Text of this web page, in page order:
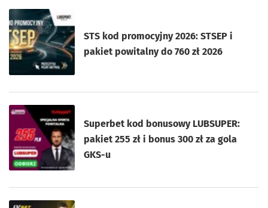
STS kod promocyjny 2026: STSEP i
pakiet powitalny do 760 zł 2026
Superbet kod bonusowy LUBSUPER:
pakiet 255 zł i bonus 300 zł za gola
GKS-u